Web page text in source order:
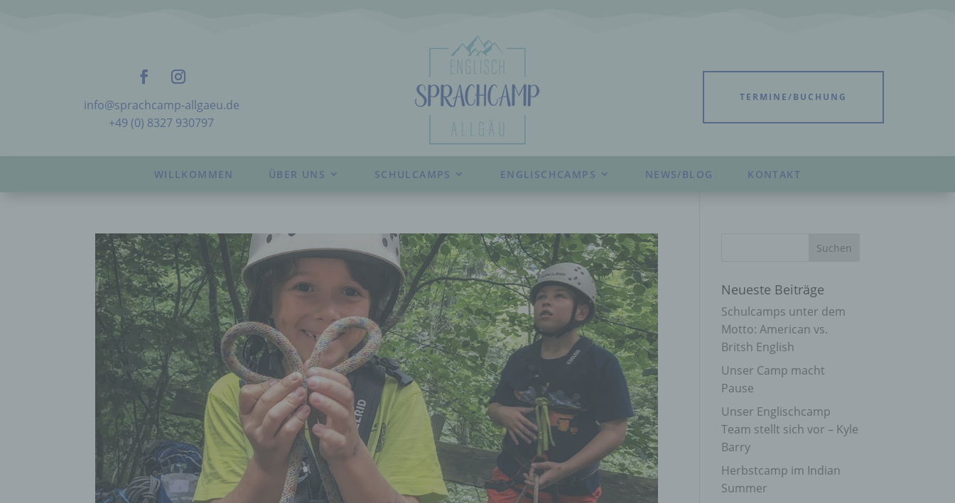
info@sprachcamp-allgaeu.de
+49 (0) 8327 930797
TERMINE/BUCHUNG
WILLKOMMEN ÜBER UNS SCHULCAMPS ENGLISCHCAMPS NEWS/BLOG KONTAKT
Neueste Beiträge
Schulcamps unter dem
Motto: American vs.
Britsh English
Unser Camp macht
Pause
Unser Englischcamp
Team stellt sich vor – Kyle
Barry
Herbstcamp im Indian
Summer